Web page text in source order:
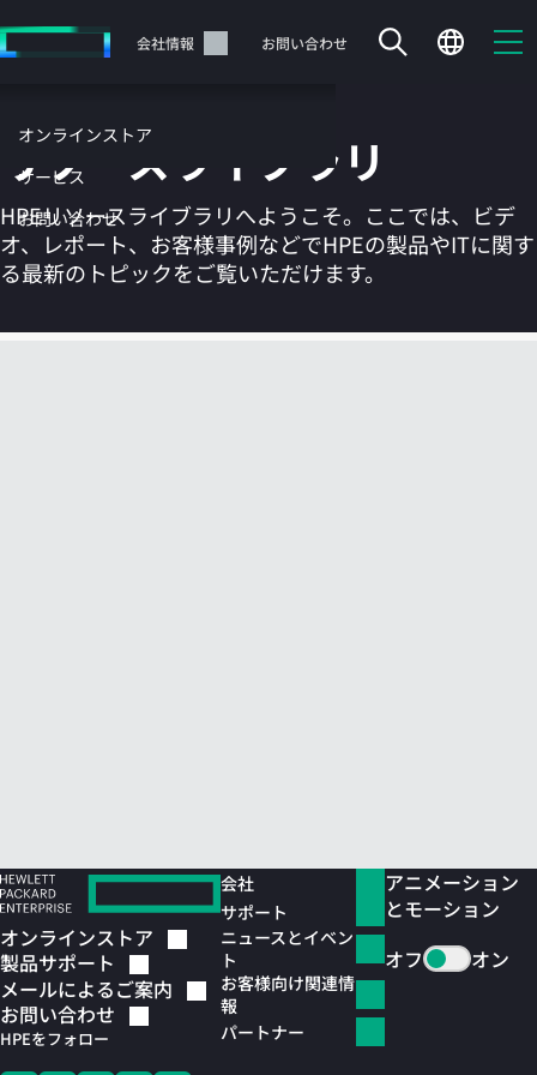
イ
テ
ツ
に
ス
ッ
会社情報 お問い合わせ
オンラインストア
サービス
お問い合わせ
カートは空です
リソースライブラリ
HPEリソースライブラリへようこそ。ここでは、ビデ
オ、レポート、お客様事例などでHPEの製品やITに関す
る最新のトピックをご覧いただけます。
オンラインストア
製品サポート
メールによるご案内
お問い合わせ
HPEをフォロー
会社
サポート
ニュースとイベン
ト
お客様向け関連情
報
パートナー
アニメーション
とモーション
オフ
オン